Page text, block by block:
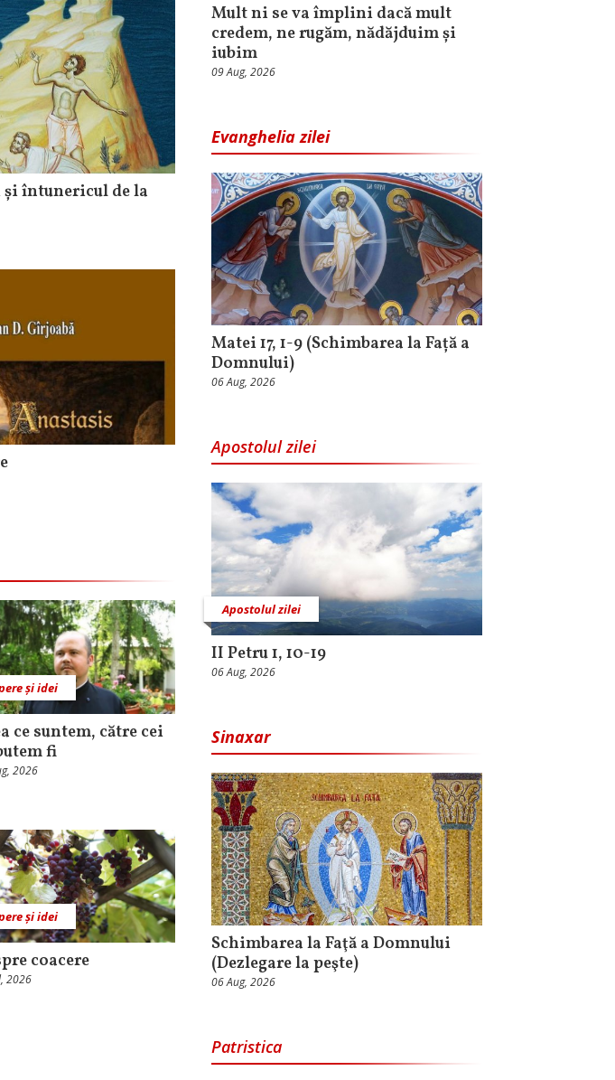
întunericul de la
și idei
ce suntem, către cei
fi
2026
și idei
coacere
2026
Mult ni se va împlini dacă mult
credem, ne rugăm, nădăjduim și
iubim
09 Aug, 2026
Evanghelia zilei
Matei 17, 1-9 (Schimbarea la Față a
Domnului)
06 Aug, 2026
Apostolul zilei
Apostolul zilei
II Petru 1, 10-19
06 Aug, 2026
Sinaxar
Schimbarea la Faţă a Domnului
(Dezlegare la peşte)
06 Aug, 2026
Patristica